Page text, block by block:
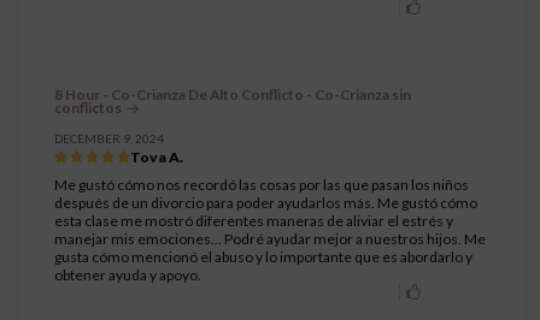
8 Hour - Co-Crianza De Alto Conflicto - Co-Crianza sin
conflictos
DECEMBER 9, 2024
Tova A.
Me gustó cómo nos recordó las cosas por las que pasan los niños
después de un divorcio para poder ayudarlos más. Me gustó cómo
esta clase me mostró diferentes maneras de aliviar el estrés y
manejar mis emociones... Podré ayudar mejor a nuestros hijos. Me
gusta cómo mencionó el abuso y lo importante que es abordarlo y
obtener ayuda y apoyo.